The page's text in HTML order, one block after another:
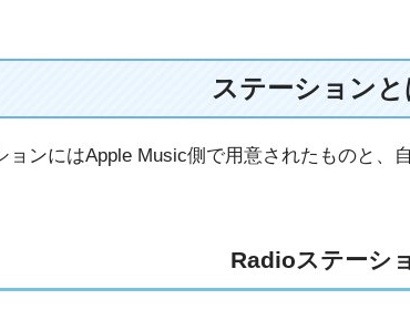
ステーションと
ョンにはApple Music側で用意されたものと、
Radioステーシ